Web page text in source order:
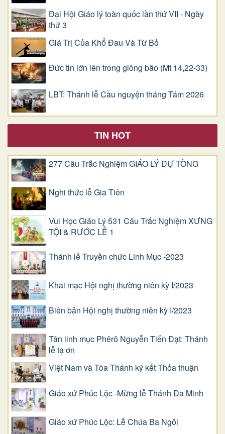
Đại Hội Giáo lý toàn quốc lần thứ VII - Ngày
thứ 3
Giá Trị Của Khổ Ðau Và Từ Bỏ
Đức tin lớn lên trong giông bão (Mt 14,22-33)
LBT: Thánh lễ Cầu nguyện tháng Tám 2026
TIN HOT
277 Câu Trắc Nghiệm GIÁO LÝ DỰ TÒNG
Nghi thức lễ Gia Tiên
Vui Học Giáo Lý 531 Câu Trắc Nghiệm XƯNG
TỘI & RƯỚC LỄ 1
Thánh lễ Truyền chức Linh Mục -2023
Khai mạc Hội nghị thường niên kỳ I/2023
Biên bản Hội nghị thường niên kỳ I/2023
Tân linh mục Phêrô Nguyễn Tiến Đạt: Thánh
lễ tạ ơn
Việt Nam và Tòa Thánh ký kết Thỏa thuận
Giáo xứ Phúc Lộc -Mừng lễ Thánh Đa Minh
Giáo xứ Phúc Lộc: Lễ Chúa Ba Ngôi